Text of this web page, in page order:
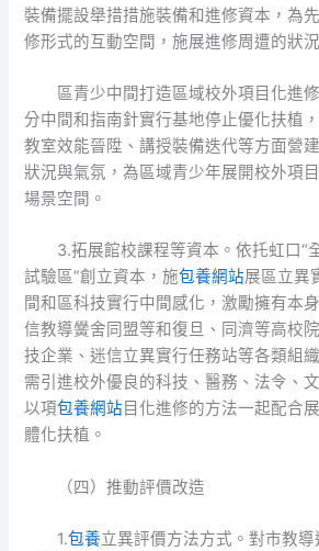
裝備擺設舉措措施裝備和進修資本，為
修形式的互動空間，施展進修周遭的狀
區青少中間打造區域校外項目化進修
分中間和指南針實行基地停止優化扶植
教室效能晉陞、講授裝備迭代等方面營
狀況與氣氛，為區域青少年展開校外項
場景空間。
3.拓展館校課程等資本。依托虹口“
試驗區”創立資本，施包養網站展區立異
間和區科技實行中間感化，激勵擁有本
信教導黌舍同盟等和復旦、同濟等高校
技企業、迷信立異實行任務站等各類組
需引進校外優良的科技、醫務、法令、
以項包養網站 目化進修的方法一起配合
體化扶植。
（四）推動評價改造
1.包養立異評價方法方式。對市教